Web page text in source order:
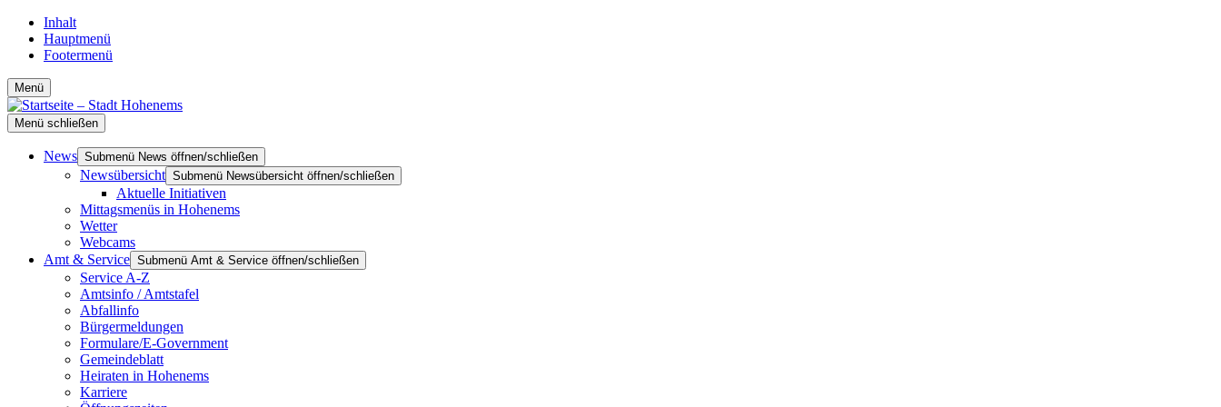
Inhalt
Hauptmenü
Footermenü
Menü
Menü schließen
News Submenü News öffnen/schließen
Newsübersicht Submenü Newsübersicht öffnen/schließen
Aktuelle Initiativen
Mittagsmenüs in Hohenems
Wetter
Webcams
Amt & Service Submenü Amt & Service öffnen/schließen
Service A-Z
Amtsinfo / Amtstafel
Abfallinfo
Bürgermeldungen
Formulare/E-Government
Gemeindeblatt
Heiraten in Hohenems
Karriere